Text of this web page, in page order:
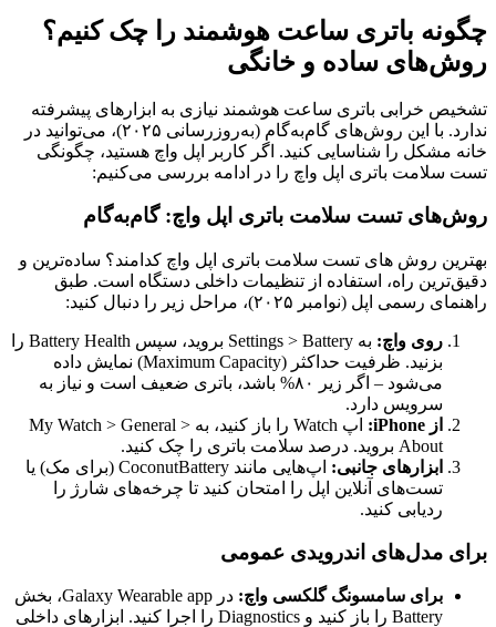
چگونه باتری ساعت هوشمند را چک کنیم؟
روش‌های ساده و خانگی
تشخیص خرابی باتری ساعت هوشمند نیازی به ابزارهای پیشرفته
ندارد. با این روش‌های گام‌به‌گام (به‌روزرسانی ۲۰۲۵)، می‌توانید در
خانه مشکل را شناسایی کنید. اگر کاربر اپل واچ هستید، چگونگی
تست سلامت باتری اپل واچ را در ادامه بررسی می‌کنیم:
روش‌های تست سلامت باتری اپل واچ: گام‌به‌گام
بهترین روش های تست سلامت باتری اپل واچ کدامند؟ ساده‌ترین و
دقیق‌ترین راه، استفاده از تنظیمات داخلی دستگاه است. طبق
راهنمای رسمی اپل (نوامبر ۲۰۲۵)، مراحل زیر را دنبال کنید:
روی واچ:
به Settings > Battery بروید، سپس Battery Health را
بزنید. ظرفیت حداکثر (Maximum Capacity) نمایش داده
می‌شود – اگر زیر ۸۰% باشد، باتری ضعیف است و نیاز به
سرویس دارد.
از iPhone:
اپ Watch را باز کنید، به My Watch > General >
About بروید. درصد سلامت باتری را چک کنید.
ابزارهای جانبی:
اپ‌هایی مانند CoconutBattery (برای مک) یا
تست‌های آنلاین اپل را امتحان کنید تا چرخه‌های شارژ را
ردیابی کنید.
برای مدل‌های اندرویدی عمومی
برای سامسونگ گلکسی واچ:
در Galaxy Wearable app، بخش
Battery را باز کنید و Diagnostics را اجرا کنید. ابزارهای داخلی